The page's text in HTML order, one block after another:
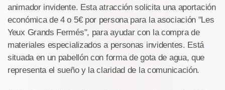
animador invidente. Esta atracción solicita una aportación
económica de 4 o 5€ por persona para la asociación "Les
Yeux Grands Fermés", para ayudar con la compra de
materiales especializados a personas invidentes. Está
situada en un pabellón con forma de gota de agua, que
representa el sueño y la claridad de la comunicación.